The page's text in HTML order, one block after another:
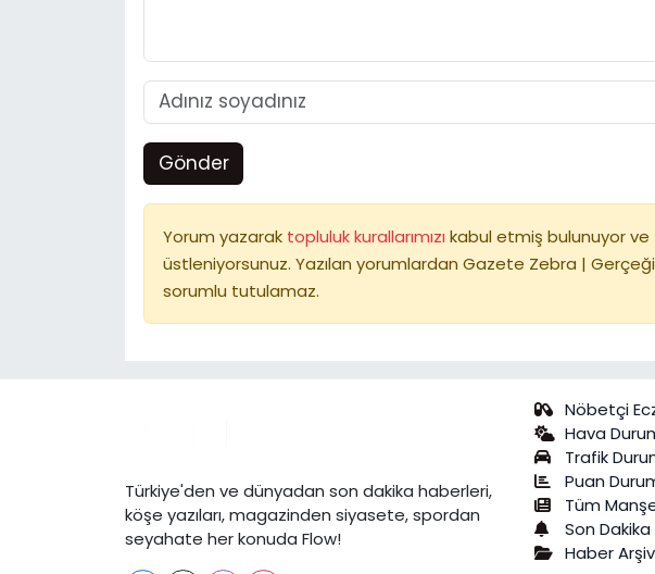
Gönder
Yorum yazarak topluluk kurallarımızı kabul etmiş bulunuyor
üstleniyorsunuz. Yazılan yorumlardan Gazete Zebra |
sorumlu tutulamaz.
Türkiye'den ve dünyadan son dakika haberleri,
köşe yazıları, magazinden siyasete, spordan
seyahate her konuda Flow!
Nöbetçi
Hava
Trafik
Puan
Tüm
Son
Haber